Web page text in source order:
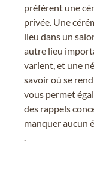
préfèrent une
privée. Une
lieu dans un
autre lieu
varient, et une
savoir où se
vous permet
des rappels
manquer aucun